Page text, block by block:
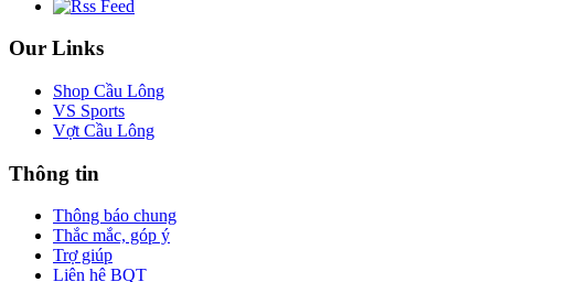
Our Links
Shop Cầu Lông
VS Sports
Vợt Cầu Lông
Thông tin
Thông báo chung
Thắc mắc, góp ý
Trợ giúp
Liên hệ BQT